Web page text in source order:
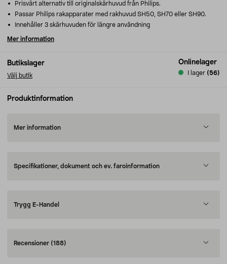
Butikslager
Välj butik
Onlinelager
I lager (56)
Prisvärt alternativ till originalskärhuvud från Philips.
Passar Philips rakapparater med rakhuvud SH50, SH70 eller SH90.
Innehåller 3 skärhuvuden för längre användning
Mer information
Produktinformation
Mer information
Specifikationer, dokument och ev. faroinformation
Trygg E-Handel
Recensioner (188)